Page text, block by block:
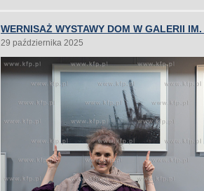
WERNISAŻ WYSTAWY DOM W GALERII
29 października 2025